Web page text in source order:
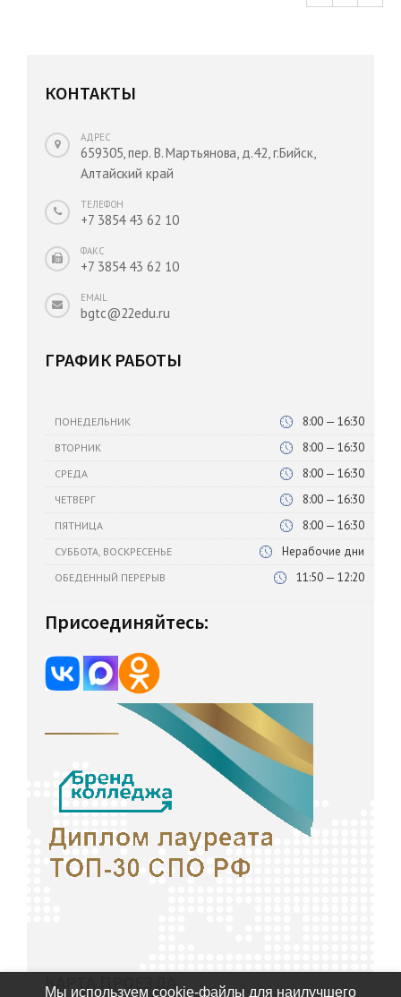
КОНТАКТЫ
АДРЕС
659305, пер. В. Мартьянова, д.42, г.Бийск,
Алтайский край
ТЕЛЕФОН
+7 3854 43 62 10
ФАКС
+7 3854 43 62 10
EMAIL
bgtc@22edu.ru
ГРАФИК РАБОТЫ
ПОНЕДЕЛЬНИК 8:00 — 16:30
ВТОРНИК 8:00 — 16:30
СРЕДА 8:00 — 16:30
ЧЕТВЕРГ 8:00 — 16:30
ПЯТНИЦА 8:00 — 16:30
СУББОТА, ВОСКРЕСЕНЬЕ Нерабочие дни
ОБЕДЕННЫЙ ПЕРЕРЫВ 11:50 — 12:20
Присоединяйтесь:
КАРТА ПРОЕЗДА
Мы используем cookie-файлы для наилучшего